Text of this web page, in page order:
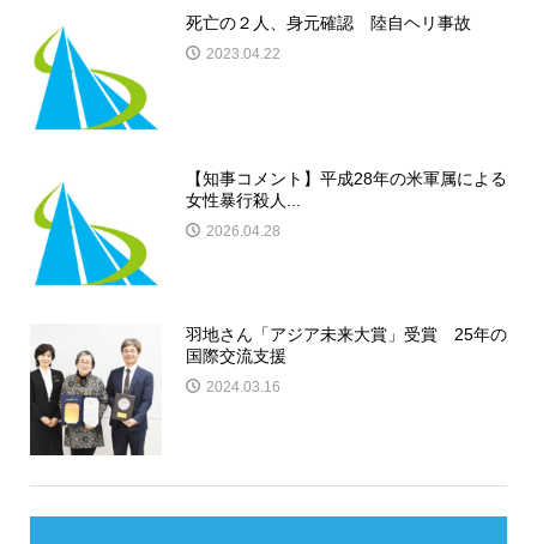
死亡の２人、身元確認 陸自ヘリ事故
2023.04.22
【知事コメント】平成28年の米軍属による
女性暴行殺人...
2026.04.28
羽地さん「アジア未来大賞」受賞 25年の
国際交流支援
2024.03.16